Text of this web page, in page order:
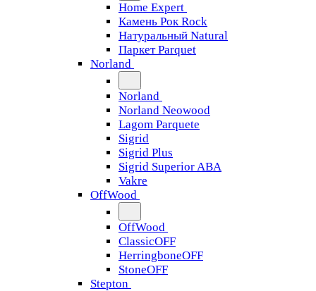
Home Expert
Камень Рок Rock
Натуральный Natural
Паркет Parquet
Norland
Norland
Norland Neowood
Lagom Parquete
Sigrid
Sigrid Plus
Sigrid Superior ABA
Vakre
OffWood
OffWood
ClassicOFF
HerringboneOFF
StoneOFF
Stepton